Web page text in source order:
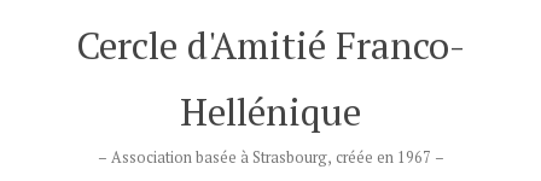
Cercle d'Amitié Franco-
Hellénique
– Association basée à Strasbourg, créée en 1967 –